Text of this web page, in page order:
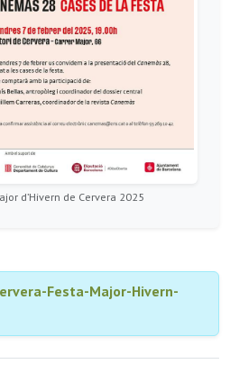
d’Hivern de Cervera 2025
Festa-Major-Hivern-